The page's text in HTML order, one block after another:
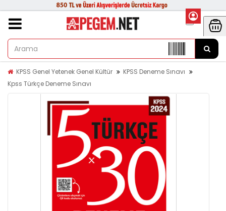
KPSS Genel Yetenek Genel Kültür
KPSS Deneme Sınavı
Kpss Türkçe Deneme Sınavı